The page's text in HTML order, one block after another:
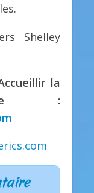
Shelley
la
: